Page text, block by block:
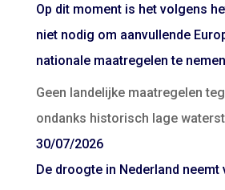
Op dit moment is het volgens
niet nodig om aanvullende
nationale maatregelen te
Geen landelijke maatregelen
ondanks historisch lage
30/07/2026
De droogte in Nederland neemt